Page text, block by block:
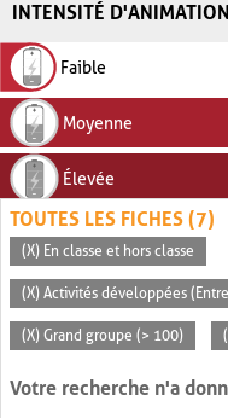
INTENSITÉ D'ANIMATION
Faible
Moyenne
Élevée
TOUTES LES FICHES (7)
(X) En classe et hors classe
(X) Activités développées
(X) Grand groupe (> 100)
Votre recherche n'a